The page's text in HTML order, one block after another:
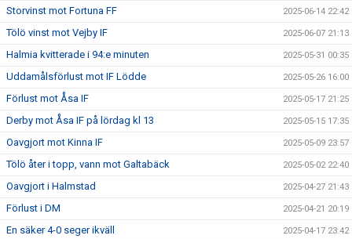
Storvinst mot Fortuna FF 2025-06-14 22:42
Tölö vinst mot Vejby IF 2025-06-07 21:13
Halmia kvitterade i 94:e minuten 2025-05-31 00:35
Uddamålsförlust mot IF Lödde 2025-05-26 16:00
Förlust mot Åsa IF 2025-05-17 21:25
Derby mot Åsa IF på lördag kl 13 2025-05-15 17:35
Oavgjort mot Kinna IF 2025-05-09 23:57
Tölö åter i topp, vann mot Galtabäck 2025-05-02 22:40
Oavgjort i Halmstad 2025-04-27 21:43
Förlust i DM 2025-04-21 20:19
En säker 4-0 seger ikväll 2025-04-17 23:42